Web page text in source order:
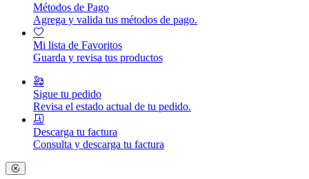
Métodos de Pago
Agrega y valida tus métodos de pago.
Mi lista de Favoritos
Guarda y revisa tus productos
Sigue tu pedido
Revisa el estado actual de tu pedido.
Descarga tu factura
Consulta y descarga tu factura